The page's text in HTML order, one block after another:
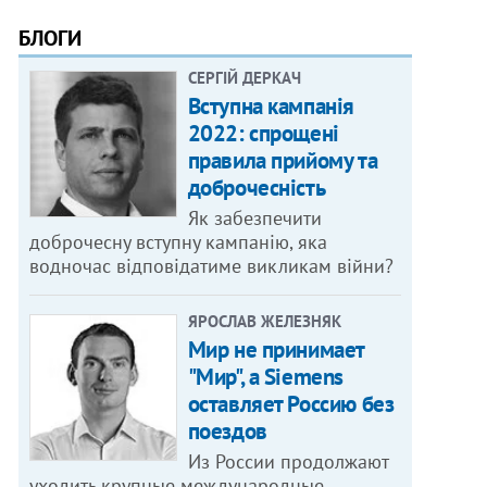
БЛОГИ
СЕРГІЙ ДЕРКАЧ
Вступна кампанія
2022: спрощені
правила прийому та
доброчесність
Як забезпечити
доброчесну вступну кампанію, яка
водночас відповідатиме викликам війни?
ЯРОСЛАВ ЖЕЛЕЗНЯК
Мир не принимает
"Мир", а Siemens
оставляет Россию без
поездов
Из России продолжают